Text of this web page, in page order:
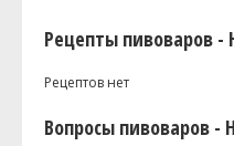
Рецепты пивоваров -
Рецептов нет
Вопросы пивоваров -